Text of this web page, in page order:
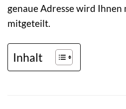
genaue Adresse wird Ihnen
mitgeteilt.
Inhalt